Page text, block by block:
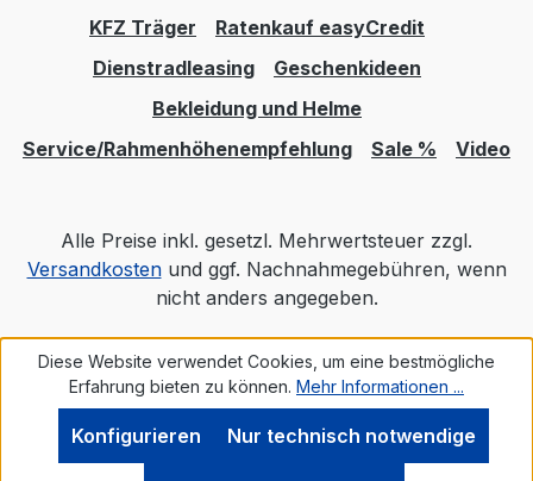
KFZ Träger
Ratenkauf easyCredit
Dienstradleasing
Geschenkideen
Bekleidung und Helme
Service/Rahmenhöhenempfehlung
Sale % Video
Alle Preise inkl. gesetzl. Mehrwertsteuer zzgl.
Versandkostenund ggf. Nachnahmegebühren, wenn
nicht anders angegeben.
Realisiert mit Shopware
Diese Website verwendet Cookies, um eine bestmögliche
Erfahrung bieten zu können. Mehr Informationen ...
Nur technisch notwendige
Konfigurieren